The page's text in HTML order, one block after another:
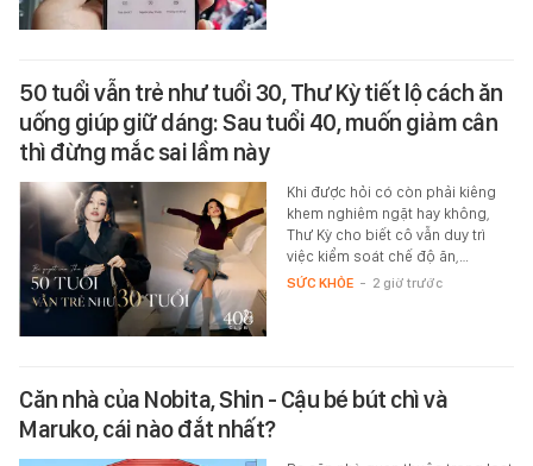
50 tuổi vẫn trẻ như tuổi 30, Thư Kỳ tiết lộ cách ăn
uống giúp giữ dáng: Sau tuổi 40, muốn giảm cân
thì đừng mắc sai lầm này
Khi được hỏi có còn phải kiêng
khem nghiêm ngặt hay không,
Thư Kỳ cho biết cô vẫn duy trì
việc kiểm soát chế độ ăn,…
SỨC KHỎE - 2 giờ trước
Căn nhà của Nobita, Shin - Cậu bé bút chì và
Maruko, cái nào đắt nhất?